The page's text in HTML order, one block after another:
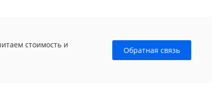
стоимость и
Обратная связь